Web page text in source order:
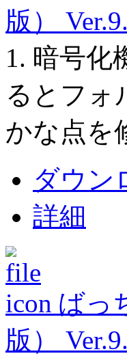
版）
1. 暗号化
るとフォ
かな点を
ダウン
詳細
ばっ
版）